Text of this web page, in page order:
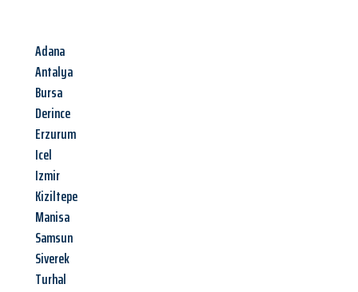
Adana
Antalya
Bursa
Derince
Erzurum
Icel
Izmir
Kiziltepe
Manisa
Samsun
Siverek
Turhal